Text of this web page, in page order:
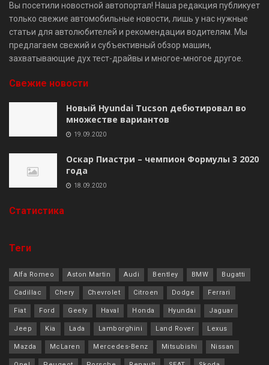
Вы посетили новостной автопортал! Наша редакция публикует
только свежие автомобильные новости, лишь у нас нужные
статьи для автолюбителей и рекомендации водителям. Мы
предлагаем свежий и субъективный обзор машин,
захватывающие дух тест-драйвы и многое-многое другое.
Свежие новости
Новый Hyundai Tucson дебютировал во
множестве вариантов
19.09.2020
Оскар Пиастри – чемпион Формулы 3 2020
года
18.09.2020
Cтатистика
Теги
Alfa Romeo Aston Martin Audi Bentley BMW Bugatti
Cadillac Chery Chevrolet Citroen Dodge Ferrari
Fiat Ford Geely Haval Honda Hyundai Jaguar
Jeep Kia Lada Lamborghini Land Rover Lexus
Mazda McLaren Mercedes-Benz Mitsubishi Nissan